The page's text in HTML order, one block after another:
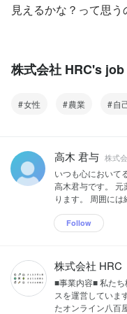
見えるかな？って思う
株式会社 HRC's
女性 農業 自
高木 君与 株式
いつも心において
高木君与です。 元
ります。 周囲には
Follow
株式会社 HRC
■事業内容■ 私た
スを運営していま
たオンライン八百